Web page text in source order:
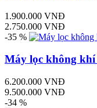
1.900.000 VNĐ
2.750.000 VNĐ
-35 %
Máy lọc không
6.200.000 VNĐ
9.500.000 VNĐ
-34 %